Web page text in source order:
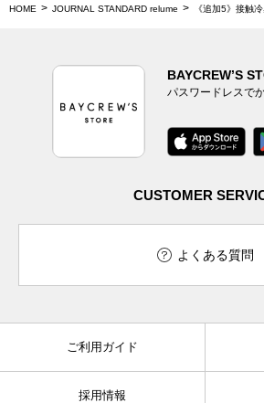
HOME JOURNAL STANDARD relume 《追加5》接触
BAYCREW’S
パスワードレスで
CUSTOMER
よくある質問
ご利用ガイド
採用情報